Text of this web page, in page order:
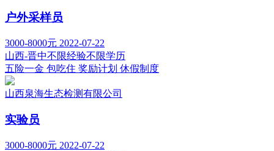
户外采样员
3000-8000元 2022-07-22
山西-晋中不限经验不限学历
五险一金 包吃住 奖励计划 休假制度
山西泉海生态检测有限公司
实验员
3000-8000元 2022-07-22